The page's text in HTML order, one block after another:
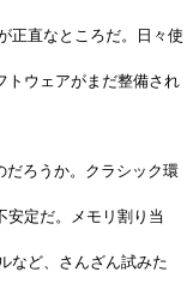
正直なところだ。日々使
トウェアがまだ整備され
ろうか。クラシック環
定だ。メモリ割り当
など、さんざん試みた